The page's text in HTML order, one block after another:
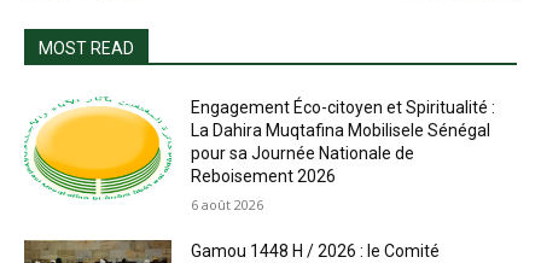
MOST READ
Engagement Éco-citoyen et Spiritualité :
La Dahira Muqtafina Mobilisele Sénégal
pour sa Journée Nationale de
Reboisement 2026
6 août 2026
Gamou 1448 H / 2026 : le Comité